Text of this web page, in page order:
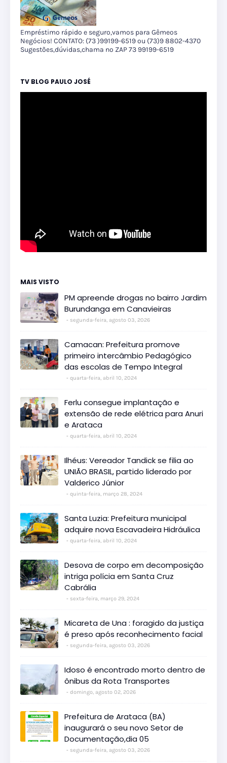
Empréstimo rápido e seguro,vamos para Gêmeos
Negócios! CONTATO: (73 )99199-6519 ou (73)9 8802-4370
Sugestões,dúvidas,chama no ZAP 73 99199-6519
TV BLOG PAULO JOSÉ
MAIS VISTO
PM apreende drogas no bairro Jardim
Burundanga em Canavieiras
segunda-feira, agosto 03, 2026
Camacan: Prefeitura promove
primeiro intercâmbio Pedagógico
das escolas de Tempo Integral
quarta-feira, abril 10, 2024
Ferlu consegue implantação e
extensão de rede elétrica para Anuri
e Arataca
quarta-feira, abril 10, 2024
Ilhéus: Vereador Tandick se filia ao
UNIÃO BRASIL, partido liderado por
Valderico Júnior
quinta-feira, março 28, 2024
Santa Luzia: Prefeitura municipal
adquire nova Escavadeira Hidráulica
quarta-feira, abril 10, 2024
Desova de corpo em decomposição
intriga polícia em Santa Cruz
Cabrália
sexta-feira, março 29, 2024
Micareta de Una : foragido da justiça
é preso após reconhecimento facial
segunda-feira, agosto 03, 2026
Idoso é encontrado morto dentro de
ônibus da Rota Transportes
domingo, agosto 02, 2026
Prefeitura de Arataca (BA)
inaugurará o seu novo Setor de
Documentação,dia 05
segunda-feira, agosto 03, 2026